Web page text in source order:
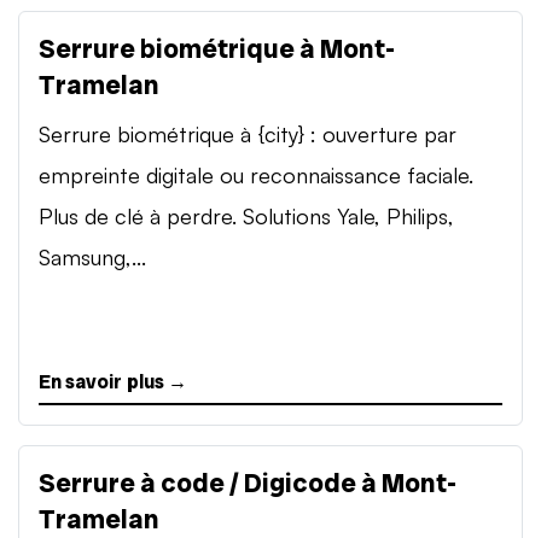
Serrure biométrique à Mont-
Tramelan
Serrure biométrique à {city} : ouverture par
empreinte digitale ou reconnaissance faciale.
Plus de clé à perdre. Solutions Yale, Philips,
Samsung,...
En savoir plus →
Serrure à code / Digicode à Mont-
Tramelan